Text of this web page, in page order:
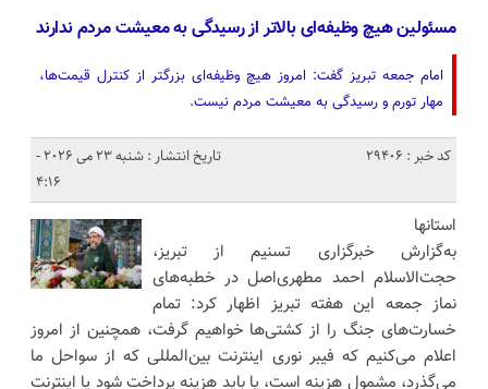
مسئولین هیچ وظیفه‌ای بالاتر از رسیدگی به معیشت مردم ندارند
امام جمعه تبریز گفت: امروز هیچ وظیفه‌ای بزرگتر از کنترل قیمت‌ها،
مهار تورم و رسیدگی به معیشت مردم نیست.
کد خبر : 29406
تاریخ انتشار : شنبه 23 می 2026 -
4:16
استانها
به‌گزارش خبرگزاری تسنیم از تبریز،
حجت‌الاسلام احمد مطهری‌اصل در خطبه‌های
نماز جمعه این هفته تبریز اظهار کرد: تمام
خسارت‌های جنگ را از کشتی‌ها خواهیم گرفت، همچنین از امروز
اعلام می‌کنیم که فیبر نوری اینترنت بین‌المللی که از سواحل ما
می‌گذرد، مشمول هزینه است، یا باید هزینه پرداخت شود یا اینترنت